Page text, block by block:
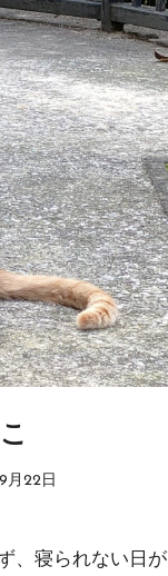
月22日
、寝られない日